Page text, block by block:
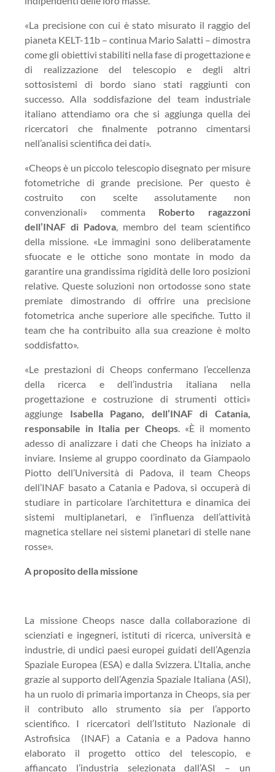
«La precisione con cui è stato misurato il raggio del
pianeta KELT-11b – continua Mario Salatti – dimostra
come gli obiettivi stabiliti nella fase di progettazione e
di realizzazione del telescopio e degli altri
sottosistemi di bordo siano stati raggiunti con
successo. Alla soddisfazione del team industriale
italiano attendiamo ora che si aggiunga quella dei
ricercatori che finalmente potranno cimentarsi
nell’analisi scientifica dei dati».
«Cheops è un piccolo telescopio disegnato per misure
fotometriche di grande precisione. Per questo è
costruito con scelte assolutamente non
convenzionali» commenta Roberto ragazzoni
dell’INAF di Padova, membro del team scientifico
della missione. «Le immagini sono deliberatamente
sfuocate e le ottiche sono montate in modo da
garantire una grandissima rigidità delle loro posizioni
relative. Queste soluzioni non ortodosse sono state
premiate dimostrando di offrire una precisione
fotometrica anche superiore alle specifiche. Tutto il
team che ha contribuito alla sua creazione è molto
soddisfatto».
«Le prestazioni di Cheops confermano l’eccellenza
della ricerca e dell’industria italiana nella
progettazione e costruzione di strumenti ottici»
aggiunge Isabella Pagano, dell’INAF di Catania,
responsabile in Italia per Cheops. «È il momento
adesso di analizzare i dati che Cheops ha iniziato a
inviare. Insieme al gruppo coordinato da Giampaolo
Piotto dell’Università di Padova, il team Cheops
dell’INAF basato a Catania e Padova, si occuperà di
studiare in particolare l’architettura e dinamica dei
sistemi multiplanetari, e l’influenza dell’attività
magnetica stellare nei sistemi planetari di stelle nane
rosse».
A proposito della missione
La missione Cheops nasce dalla collaborazione di
scienziati e ingegneri, istituti di ricerca, università e
industrie, di undici paesi europei guidati dell’Agenzia
Spaziale Europea (ESA) e dalla Svizzera. L’Italia, anche
grazie al supporto dell’Agenzia Spaziale Italiana (ASI),
ha un ruolo di primaria importanza in Cheops, sia per
il contributo allo strumento sia per l’apporto
scientifico. I ricercatori dell’Istituto Nazionale di
Astrofisica (INAF) a Catania e a Padova hanno
elaborato il progetto ottico del telescopio, e
affiancato l’industria selezionata dall’ASI – un